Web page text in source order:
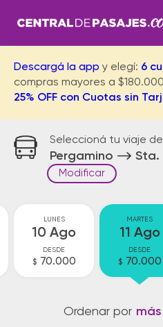
Descargá la app y elegí: 6
compras mayores a
25% OFF con Cuotas sin
Seleccioná tu viaje de
Pergamino
Modificar
LUNES
10 Ago
DESDE
$ 70.000
MARTES
11 Ago
DESDE
$ 70.000
Ordenar por